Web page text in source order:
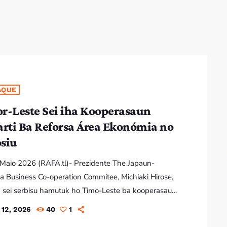
Leste Sei iha Kooperasaun
Ba Reforsa Área Ekonómia no
2026 (RAFA.tl)- Prezidente The Japaun-
Business Co-operation Commitee, Michiaki Hirose,
serbisu hamutuk ho Timo-Leste ba kooperasaun
Reforsa dezenvolvimentu área prinsipál sira
12, 2026 40 1